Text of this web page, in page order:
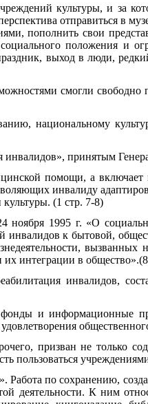
культуры, и за
отправиться в
пополнить свои
положения и
выход в люди,
смогли свободно
принятым
помощи, а
инвалиду
(1 стр. 7-8)
ноября 1995 г. «О
к бытовой,
вызванных
их интеграции в
инвалидов,
и информационные
призван не только
пользоваться
Работа по сохранению,
деятельности. К ним